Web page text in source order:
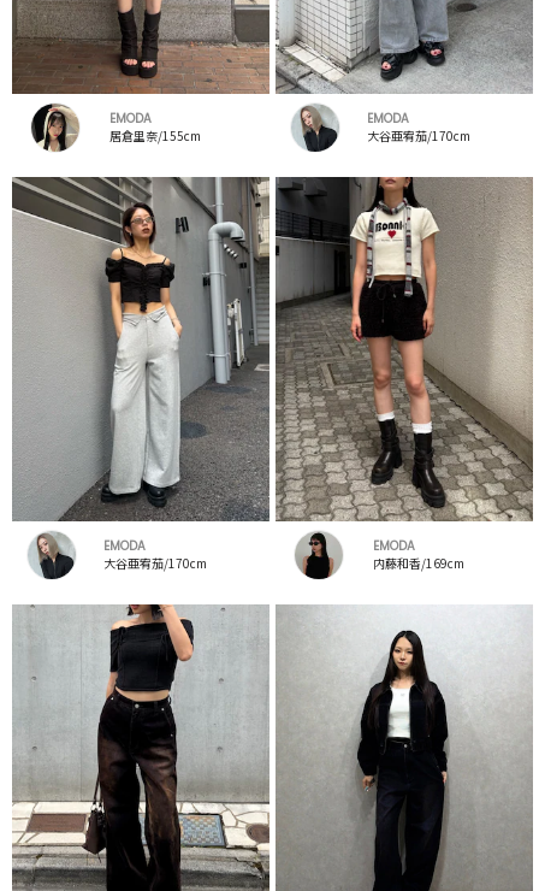
EMODA
居倉里奈/155cm
EMODA
大谷亜宥茄/170cm
EMODA
大谷亜宥茄/170cm
EMODA
内藤和香/169cm